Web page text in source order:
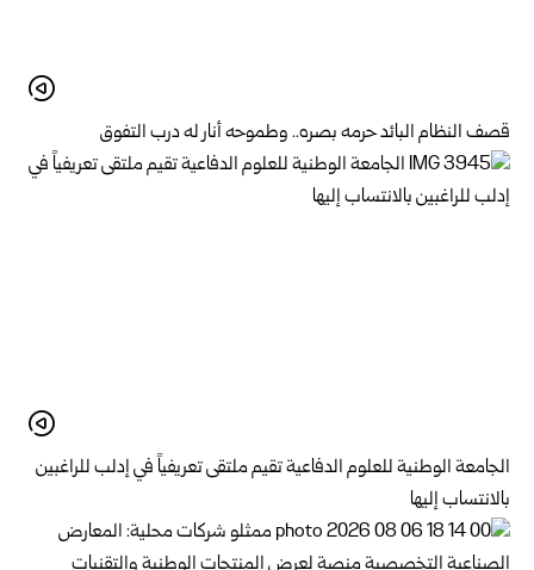
قصف النظام البائد حرمه بصره.. وطموحه أنار له درب التفوق
الجامعة الوطنية للعلوم الدفاعية تقيم ملتقى تعريفياً في إدلب للراغبين
بالانتساب إليها